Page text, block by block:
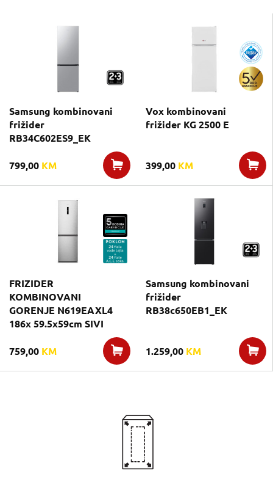
Samsung kombinovani
frižider
RB34C602ES9_EK
799,00 KM
Vox kombinovani
frižider KG 2500 E
399,00 KM
FRIZIDER
KOMBINOVANI
GORENJE N619EAXL4
186x 59.5x59cm SIVI
759,00 KM
Samsung kombinovani
frižider
RB38c650EB1_EK
1.259,00 KM